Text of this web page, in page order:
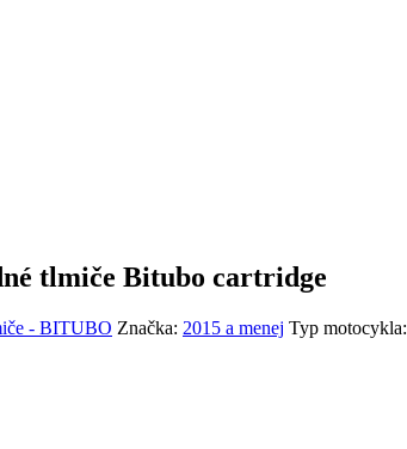
tlmiče Bitubo cartridge
- BITUBO Značka: 2015 a menej Typ motocykla: